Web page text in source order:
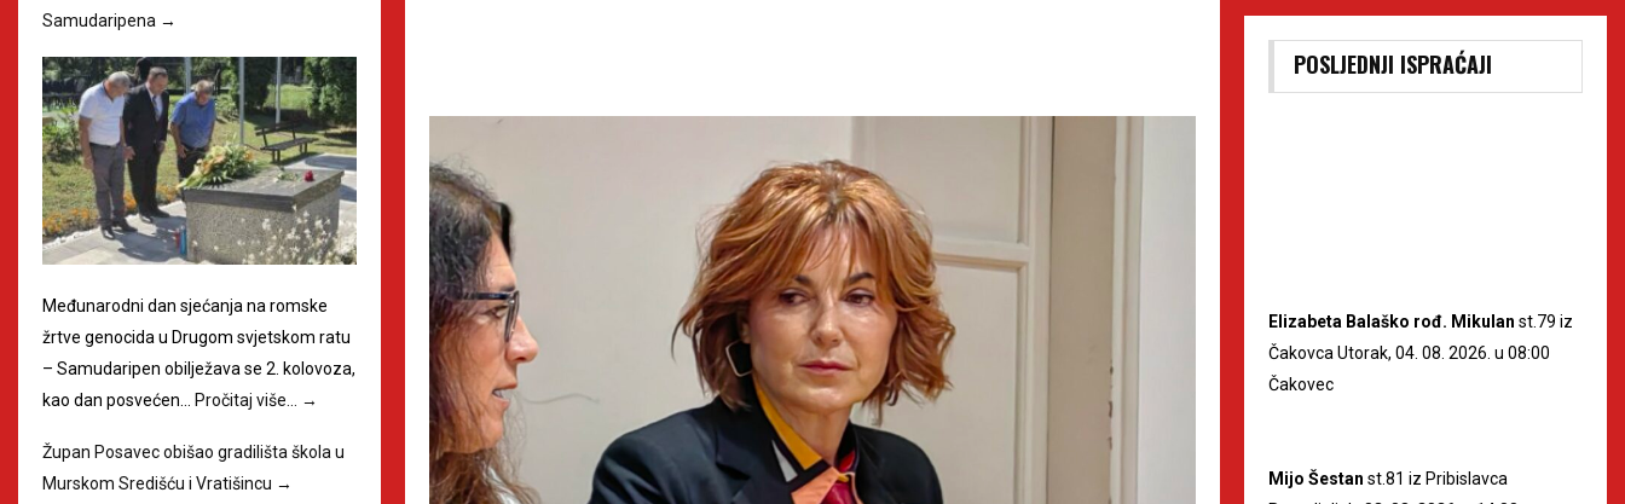
Samudaripena →
Međunarodni dan sjećanja na romske
žrtve genocida u Drugom svjetskom ratu
– Samudaripen obilježava se 2. kolovoza,
kao dan posvećen… Pročitaj više… →
Župan Posavec obišao gradilišta škola u
Murskom Središću i Vratišincu →
POSLJEDNJI ISPRAĆAJI
Elizabeta Balaško rođ. Mikulan st.79 iz
Čakovca Utorak, 04. 08. 2026. u 08:00
Čakovec
Mijo Šestan st.81 iz Pribislavca